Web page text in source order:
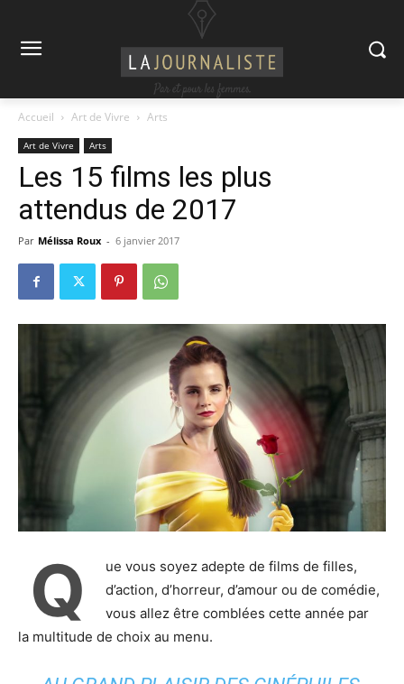
Accueil Art de Vivre Arts
Art de Vivre Arts
Les 15 films les plus
attendus de 2017
Par Mélissa Roux - 6 janvier 2017
Q
ue vous soyez adepte de films de filles,
d’action, d’horreur, d’amour ou de comédie,
vous allez être comblées cette année par
la multitude de choix au menu.